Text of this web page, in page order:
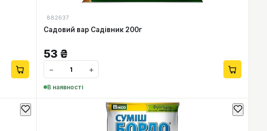
882637
Садовий вар Садівник 200г
53 ₴
− +
В наявності